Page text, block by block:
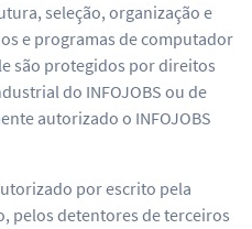
seleção, organização e
e programas de computador
são protegidos por direitos
do INFOJOBS ou de
autorizado o INFOJOBS
por escrito pela
pelos detentores de terceiros